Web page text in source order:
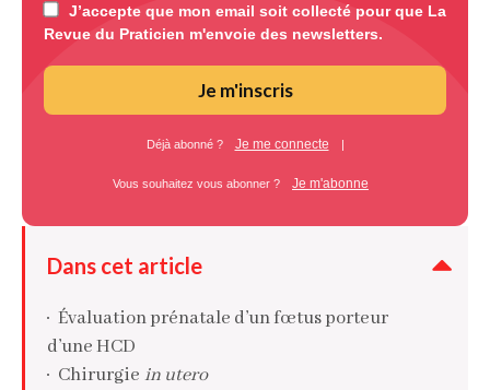
J’accepte que mon email soit collecté pour que La
Revue du Praticien m'envoie des newsletters.
Je m'inscris
Déjà abonné ? Je me connecte |
Vous souhaitez vous abonner ? Je m'abonne
Dans cet article
Évaluation prénatale d’un fœtus porteur
d’une HCD
Chirurgie in utero